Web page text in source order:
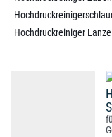
Hochdruckreiniger Lanze